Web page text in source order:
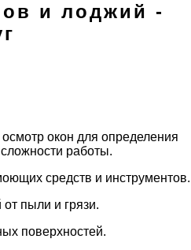
и лоджий -
окон для определения
работы.
средств и инструментов.
от пыли и грязи.
поверхностей.